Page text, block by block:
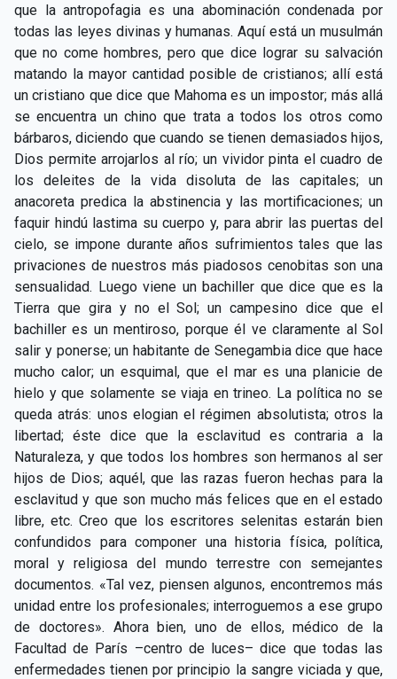
que la antropofagia es una abominación condenada por
todas las leyes divinas y humanas. Aquí está un musulmán
que no come hombres, pero que dice lograr su salvación
matando la mayor cantidad posible de cristianos; allí está
un cristiano que dice que Mahoma es un impostor; más allá
se encuentra un chino que trata a todos los otros como
bárbaros, diciendo que cuando se tienen demasiados hijos,
Dios permite arrojarlos al río; un vividor pinta el cuadro de
los deleites de la vida disoluta de las capitales; un
anacoreta predica la abstinencia y las mortificaciones; un
faquir hindú lastima su cuerpo y, para abrir las puertas del
cielo, se impone durante años sufrimientos tales que las
privaciones de nuestros más piadosos cenobitas son una
sensualidad. Luego viene un bachiller que dice que es la
Tierra que gira y no el Sol; un campesino dice que el
bachiller es un mentiroso, porque él ve claramente al Sol
salir y ponerse; un habitante de Senegambia dice que hace
mucho calor; un esquimal, que el mar es una planicie de
hielo y que solamente se viaja en trineo. La política no se
queda atrás: unos elogian el régimen absolutista; otros la
libertad; éste dice que la esclavitud es contraria a la
Naturaleza, y que todos los hombres son hermanos al ser
hijos de Dios; aquél, que las razas fueron hechas para la
esclavitud y que son mucho más felices que en el estado
libre, etc. Creo que los escritores selenitas estarán bien
confundidos para componer una historia física, política,
moral y religiosa del mundo terrestre con semejantes
documentos. «Tal vez, piensen algunos, encontremos más
unidad entre los profesionales; interroguemos a ese grupo
de doctores». Ahora bien, uno de ellos, médico de la
Facultad de París –centro de luces– dice que todas las
enfermedades tienen por principio la sangre viciada y que,